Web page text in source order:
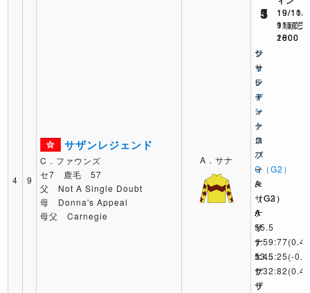
4 9
サザンレジェンド
C．ファウンズ
セ7 鹿毛 57
父 Not A Single Doubt
母 Donna's Appeal
母父 Carnegie
A．サナ
3
19/11/
9頭 芝
2000
ジ
ョ
ッ
キ
ー
ク
ラ
ブ
C（G2）
A
サ
ナ
55.5
1:59:77(0.4)
エ
グ
ザ
1
19/11/
11頭 芝
1800
サ
サ
レ
デ
ィ
ー
ス
パ
ー
ス
（G3）
A
サ
ナ
1:45:25(-
サ
ザ
5
19/10/
11頭 芝
1600
シ
ャ
テ
ィ
ン
ト
ロ
フ
ィ
ー
（G2）
A
サ
ナ
53.5
1:32:82(0.4)
ラ